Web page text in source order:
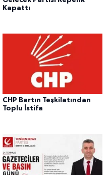
Kapattı
CHP Bartın Teşkilatından
Toplu İstifa